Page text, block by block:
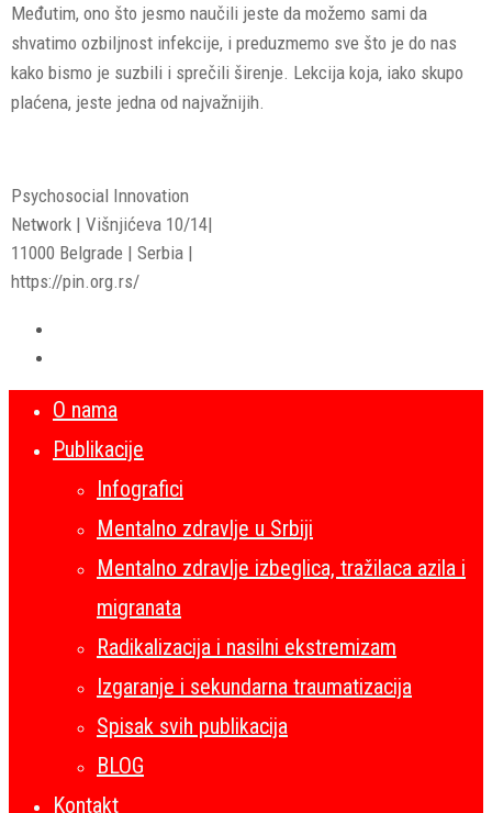
Međutim, ono što jesmo naučili jeste da možemo sami da
shvatimo ozbiljnost infekcije, i preduzmemo sve što je do nas
kako bismo je suzbili i sprečili širenje. Lekcija koja, iako skupo
plaćena, jeste jedna od najvažnijih.
Psychosocial Innovation
Network | Višnjićeva 10/14|
11000 Belgrade | Serbia |
https://pin.org.rs/
O nama
Publikacije
Infografici
Mentalno zdravlje u Srbiji
Mentalno zdravlje izbeglica, tražilaca azila i
migranata
Radikalizacija i nasilni ekstremizam
Izgaranje i sekundarna traumatizacija
Spisak svih publikacija
BLOG
Kontakt